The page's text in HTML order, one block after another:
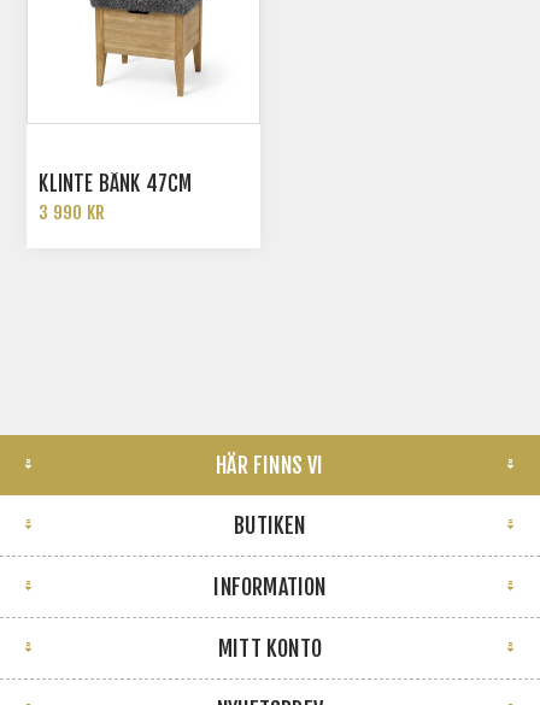
KLINTE BÄNK 47CM
3 990 KR
HÄR FINNS VI
BUTIKEN
INFORMATION
MITT KONTO